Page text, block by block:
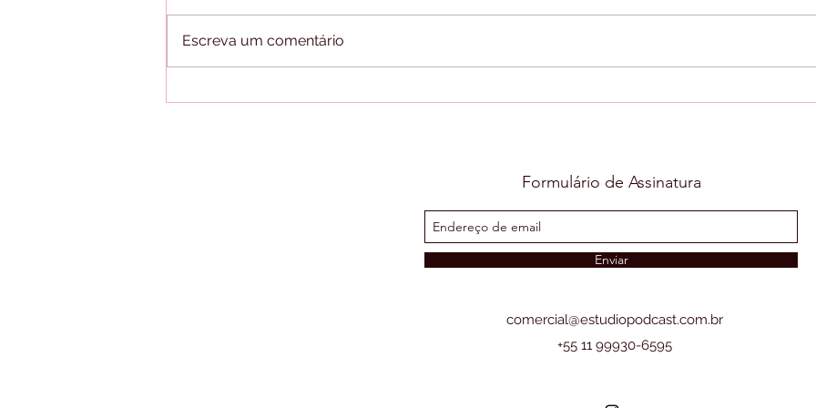
Como destruir mitos de saúde por
Escreva um comentário
Formulário de Assinatura
Enviar
comercial@estudiopodcast.com.br
+55 11 99930-6595